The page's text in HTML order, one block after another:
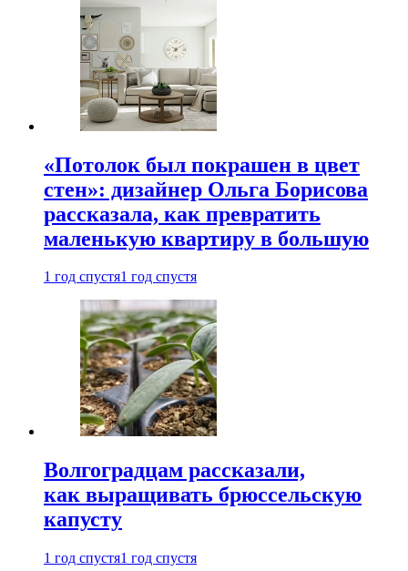
«Потолок был покрашен в цвет
стен»: дизайнер Ольга Борисова
рассказала, как превратить
маленькую квартиру в большую
1 год спустя1 год спустя
Волгоградцам рассказали,
как выращивать брюссельскую
капусту
1 год спустя1 год спустя